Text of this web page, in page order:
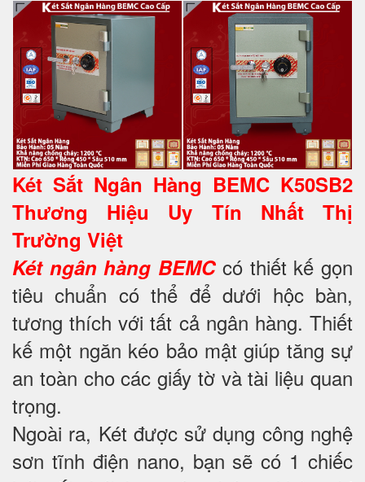
Két Sắt Ngân Hàng BEMC K50SB2
Thương Hiệu Uy Tín Nhất Thị
Trường Việt
Két ngân hàng BEMC có thiết kế gọn
tiêu chuẩn có thể để dưới hộc bàn,
tương thích với tất cả ngân hàng. Thiết
kế một ngăn kéo bảo mật giúp tăng sự
an toàn cho các giấy tờ và tài liệu quan
trọng.
Ngoài ra, Két được sử dụng công nghệ
sơn tĩnh điện nano, bạn sẽ có 1 chiếc